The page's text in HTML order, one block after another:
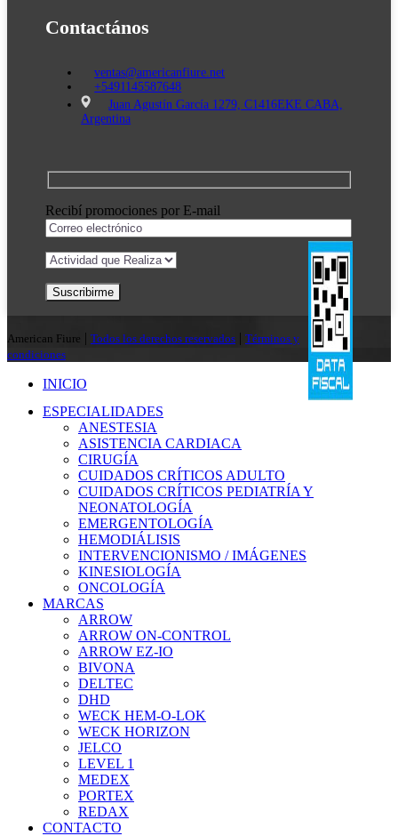
Contactános
ventas@americanfiure.net
+5491145587648
Juan Agustín García 1279, C1416EKE CABA,
Argentina
Recibí promociones por E-mail
American Fiure | Todos los derechos reservados | Términos y
condiciones
INICIO
ESPECIALIDADES
ANESTESIA
ASISTENCIA CARDIACA
CIRUGÍA
CUIDADOS CRÍTICOS ADULTO
CUIDADOS CRÍTICOS PEDIATRÍA Y
NEONATOLOGÍA
EMERGENTOLOGÍA
HEMODIÁLISIS
INTERVENCIONISMO / IMÁGENES
KINESIOLOGÍA
ONCOLOGÍA
MARCAS
ARROW
ARROW ON-CONTROL
ARROW EZ-IO
BIVONA
DELTEC
DHD
WECK HEM-O-LOK
WECK HORIZON
JELCO
LEVEL 1
MEDEX
PORTEX
REDAX
CONTACTO